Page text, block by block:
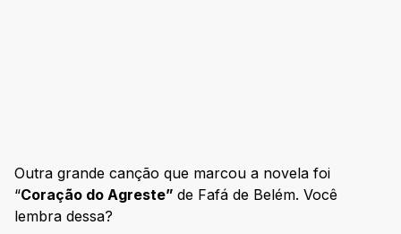
Outra grande canção que marcou a novela foi
“Coração do Agreste” de Fafá de Belém. Você
lembra dessa?